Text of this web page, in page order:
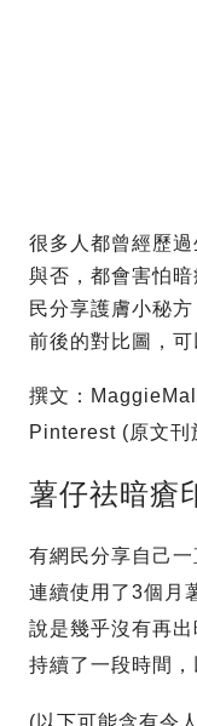
很多人都曾經歷
與否，都會害怕
民分享護膚小秘
前後的對比圖，可
撰文：
Pinterest (原文刊
薯仔祛暗瘡
有網民分享自己
連續使用了3個月
說是幾乎沒有再
持續了一段時間，